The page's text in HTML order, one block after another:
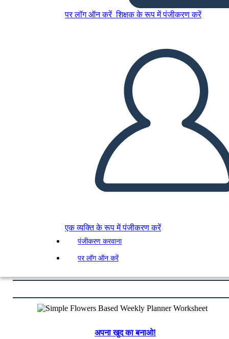
पर लॉग ऑन करें शिक्षक के रूप में पंजीकरण करें
एक व्यक्ति के रूप में पंजीकरण करें
पंजीकरण करवाना
पर लॉग ऑन करें
इस स्टोरीबोर्ड को कॉपी करें
मुझे पढ़कर सुनाओ
अपना खुद का बनाओ!